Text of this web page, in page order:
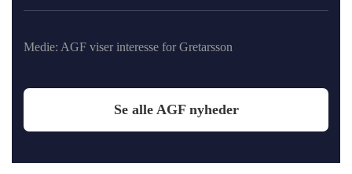
Medie: AGF viser interesse for Gretarsson
Se alle AGF nyheder